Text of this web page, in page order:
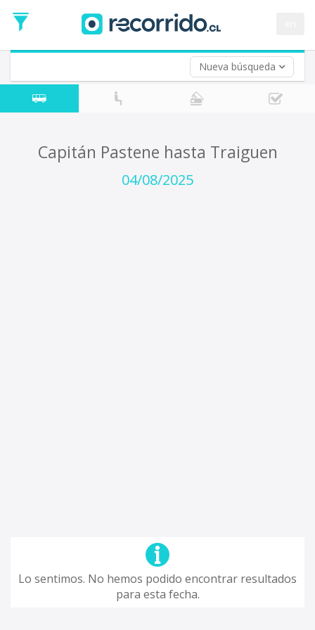
Nueva búsqueda
de
Ida
Vuelta (opcional)
Fecha
de
Capitán Pastene hasta Traiguen
04/08/2025
Lo sentimos. No hemos podido encontrar resultados
para esta fecha.